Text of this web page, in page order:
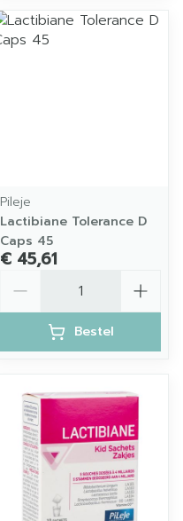
Pileje
Lactibiane Tolerance D
Caps 45
€ 45,61
Bestel